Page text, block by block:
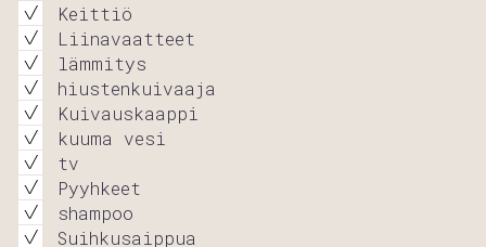
Keittiö
Liinavaatteet
lämmitys
hiustenkuivaaja
Kuivauskaappi
kuuma vesi
tv
Pyyhkeet
shampoo
Suihkusaippua